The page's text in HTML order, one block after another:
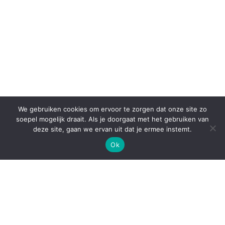
We gebruiken cookies om ervoor te zorgen dat onze site zo
soepel mogelijk draait. Als je doorgaat met het gebruiken van
deze site, gaan we ervan uit dat je ermee instemt.
Ok